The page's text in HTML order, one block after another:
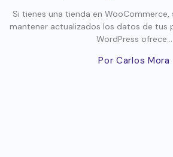
Si tienes una tienda en WooCommerce,
mantener actualizados los datos de tus
WordPress ofrece...
Por Carlos Mora